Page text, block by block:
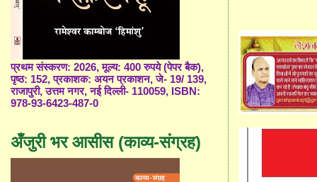
प्रथम संस्करण: 2026, मूल्य: 400 रुपये (पेपर बैक),
पृष्ठ: 152, प्रकाशक: अयन प्रकाशन, जे- 19/ 139,
राजापुरी, उत्तम नगर, नई दिल्ली- 110059, ISBN:
978-93-6423-487-0
अँजुरी भर आसीस (काव्य-संग्रह)